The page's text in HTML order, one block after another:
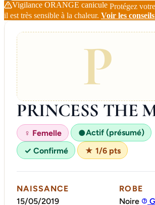
Vigilance ORANGE canicule Protégez
il est très sensible à la chaleur. Voir les
P
PRINCESS THE
♀ Femelle ●Actif (présumé)
✓ Confirmé
★ 1/6 pts
NAISSANCE
15/05/2019
ROBE
Noire